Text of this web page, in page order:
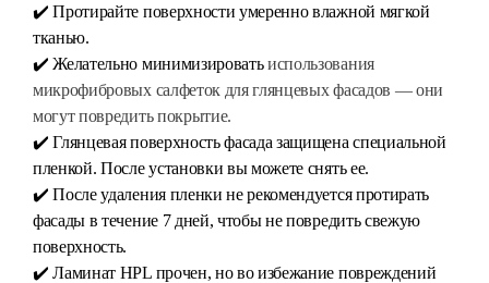
✔️ Протирайте поверхности умеренно влажной мягкой
тканью.
✔️ Желательно минимизироватьиспользования
микрофибровых салфеток для глянцевых фасадов — они
могут повредить покрытие.
✔️ Глянцевая поверхность фасада защищена специальной
пленкой. После установки вы можете снять ее.
✔️ После удаления пленки не рекомендуется протирать
фасады в течение 7 дней, чтобы не повредить свежую
поверхность.
✔️ Ламинат HPL прочен, но во избежание повреждений